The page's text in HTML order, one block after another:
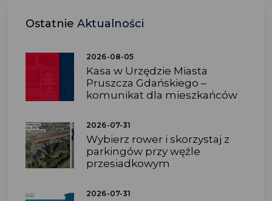
Ostatnie Aktualności
2026-08-05
Kasa w Urzędzie Miasta
Pruszcza Gdańskiego –
komunikat dla mieszkańców
2026-07-31
Wybierz rower i skorzystaj z
parkingów przy węźle
przesiadkowym
2026-07-31